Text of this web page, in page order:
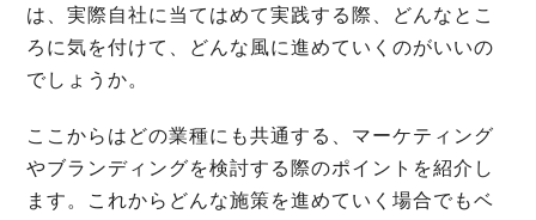
は、実際自社に当てはめて実践する際、どんなとこ
ろに気を付けて、どんな風に進めていくのがいいの
でしょうか。
ここからはどの業種にも共通する、マーケティング
やブランディングを検討する際のポイントを紹介し
ます。これからどんな施策を進めていく場合でもベ